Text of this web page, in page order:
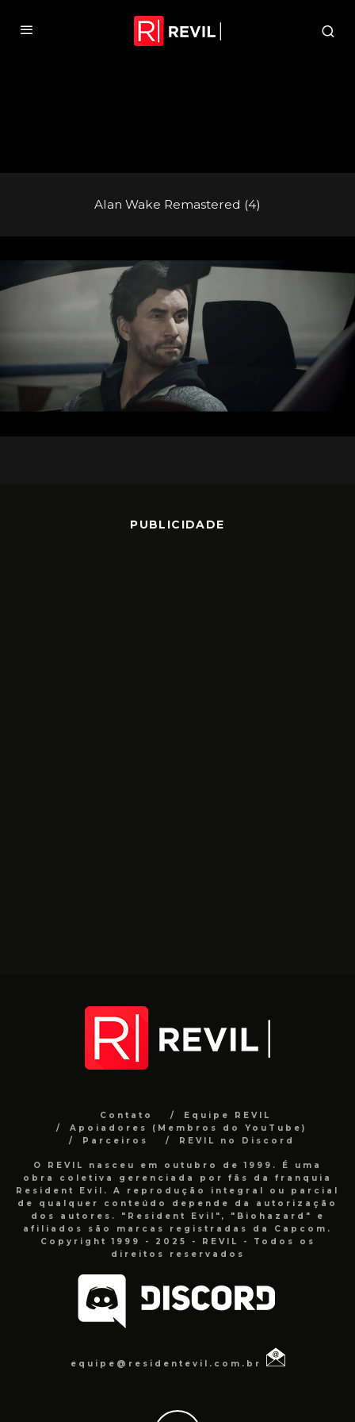
Alan Wake Remastered (4)
PUBLICIDADE
Contato
Equipe REVIL
Apoiadores (Membros do YouTube)
Parceiros
REVIL no Discord
O REVIL nasceu em outubro de 1999. É uma
obra coletiva gerenciada por fãs da franquia
Resident Evil. A reprodução integral ou parcial
de qualquer conteúdo depende da autorização
dos autores. "Resident Evil", "Biohazard" e
afiliados são marcas registradas da Capcom.
Copyright 1999 - 2025 - REVIL - Todos os
direitos reservados
equipe@residentevil.com.br